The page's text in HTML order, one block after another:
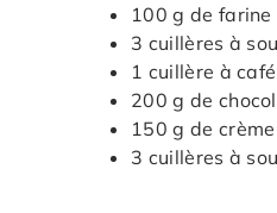
100 g de farine
3 cuillères à
1 cuillère à
200 g de
150 g de
3 cuillères à